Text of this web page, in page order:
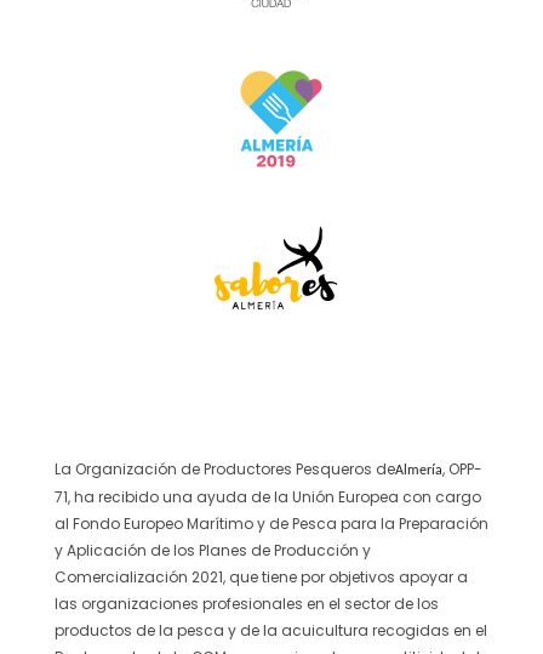
La Organización de Productores Pesqueros deAlmería, OPP-
71,ha recibido una ayuda de la Unión Europea con cargo
al Fondo Europeo Marítimo y de Pesca para la Preparación
y Aplicación de los Planes de Producción y
Comercialización 2021, que tiene por objetivos apoyar a
las organizaciones profesionales en el sector de los
productos de la pesca y de la acuicultura recogidas en el